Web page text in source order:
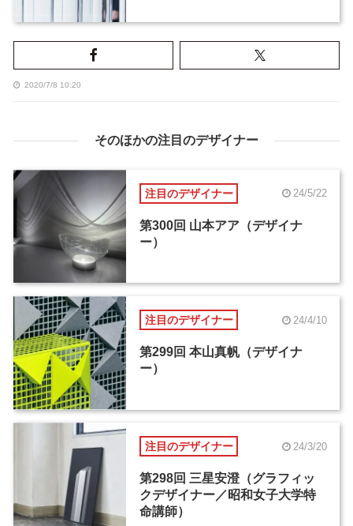
2020/7/8 10:20
そのほかの注目のデザイナー
注目のデザイナー 24/5/22
第300回 山本アア（デザイナ
ー）
注目のデザイナー 24/4/10
第299回 本山真帆（デザイナ
ー）
注目のデザイナー 24/3/20
第298回 三星安澄（グラフィッ
クデザイナー／昭和女子大学特
命講師）